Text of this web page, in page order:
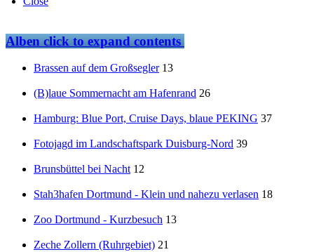
Albenclick to expand contents
Brassen auf dem Großsegler 13
(B)laue Sommernacht am Hafenrand 26
Hamburg: Blue Port, Cruise Days, blaue PEKING 37
Fotojagd im Landschaftspark Duisburg-Nord 39
Brunsbüttel bei Nacht 12
Stah3hafen Dortmund - Klein und nahezu verlasen 18
Zoo Dortmund - Kurzbesuch 13
Zeche Zollern (Ruhrgebiet) 21